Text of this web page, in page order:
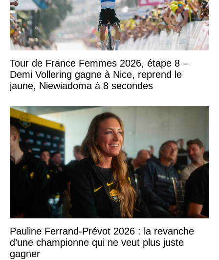
Tour de France Femmes 2026, étape 8 –
Demi Vollering gagne à Nice, reprend le
jaune, Niewiadoma à 8 secondes
Pauline Ferrand-Prévot 2026 : la revanche
d’une championne qui ne veut plus juste
gagner